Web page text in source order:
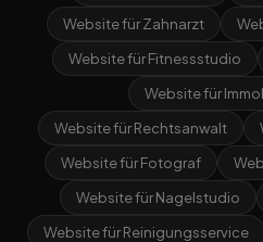
Website für Zahnarzt
Website für Fitnessstudio
Website für
Website für Rechtsanwalt
Website für Fotograf
Website für Nagelstudio
Website für Reinigungsservice